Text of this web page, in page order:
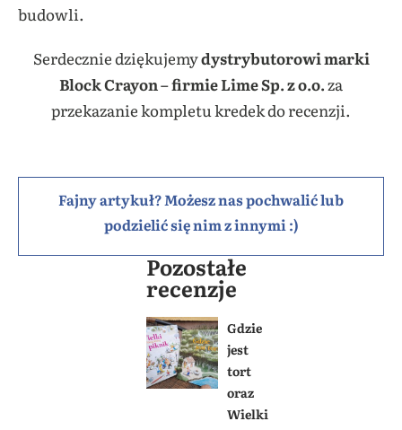
budowli.
Serdecznie dziękujemydystrybutorowi marki
Block Crayon – firmie Lime Sp. z o.o.za
przekazanie kompletu kredek do recenzji.
Fajny artykuł? Możesz nas pochwalić lub
podzielić się nim z innymi :)
Pozostałe
recenzje
Gdzie
jest
tort
oraz
Wielki